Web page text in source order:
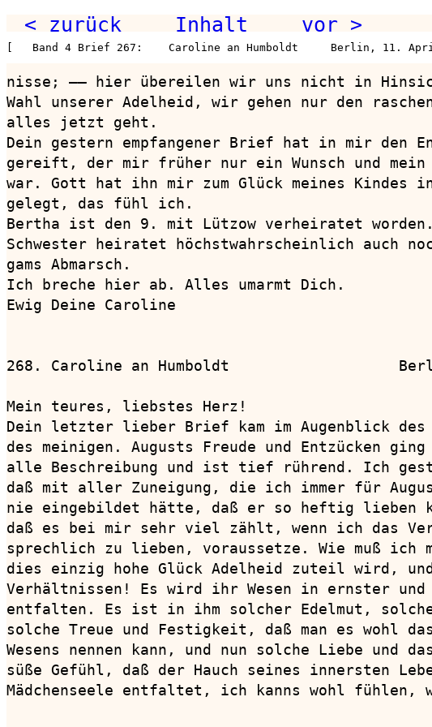
< zurück Inhalt vor >
[   Band 4 Brief 267:    Caroline an Humboldt     Berlin, 11.
nisse; —— hier übereilen wir uns nicht in
Wahl unserer Adelheid, wir gehen nur den
alles jetzt geht.
Dein gestern empfangener Brief hat in mir den
gereift, der mir früher nur ein Wunsch und mein
war. Gott hat ihn mir zum Glück meines Kindes
gelegt, das fühl ich.
Bertha ist den 9. mit Lützow verheiratet worden.
Schwester heiratet höchstwahrscheinlich auch
gams Abmarsch.
Ich breche hier ab. Alles umarmt Dich.
Ewig Deine Caroline
268. Caroline an Humboldt
Mein teures, liebstes Herz!
Dein letzter lieber Brief kam im Augenblick des
des meinigen. Augusts Freude und Entzücken ging
alle Beschreibung und ist tief rührend. Ich
daß mit aller Zuneigung, die ich immer für
nie eingebildet hätte, daß er so heftig lieben
daß es bei mir sehr viel zählt, wenn ich das
sprechlich zu lieben, voraussetze. Wie muß ich
dies einzig hohe Glück Adelheid zuteil wird,
Verhältnissen! Es wird ihr Wesen in ernster
entfalten. Es ist in ihm solcher Edelmut,
solche Treue und Festigkeit, daß man es wohl
Wesens nennen kann, und nun solche Liebe und
süße Gefühl, daß der Hauch seines innersten
Mädchenseele entfaltet, ich kanns wohl fühlen,